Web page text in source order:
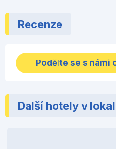
Recenze
Podělte se s námi
Další hotely v